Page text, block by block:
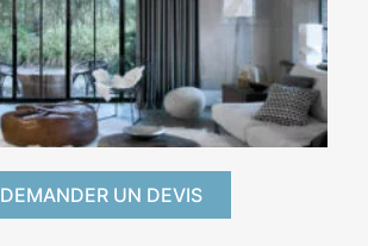
DEMANDER UN DEVIS